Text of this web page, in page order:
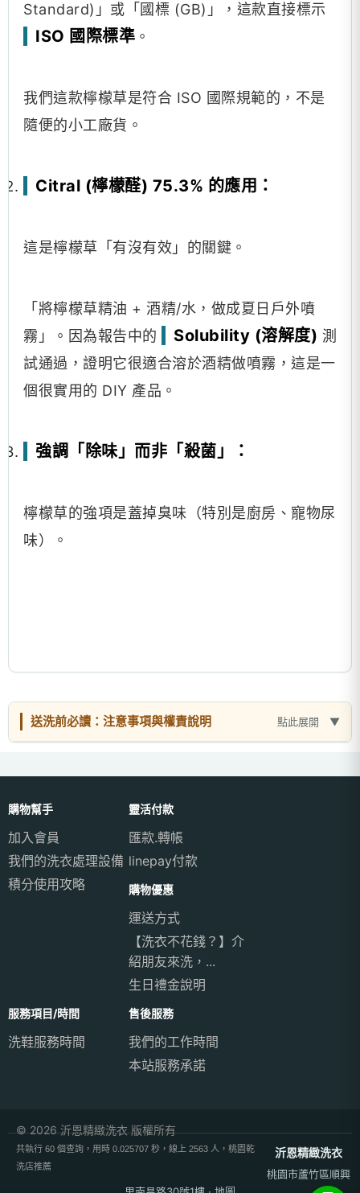
Standard)」或「國標 (GB)」，這款直接標示
ISO 國際標準 。
我們這款檸檬草是符合 ISO 國際規範的，不是
隨便的小工廠貨。
Citral (檸檬醛) 75.3% 的應用：
這是檸檬草「有沒有效」的關鍵。
「將檸檬草精油 + 酒精/水，做成夏日戶外噴
霧」。因為報告中的
Solubility (溶解度) 測
試通過，證明它很適合溶於酒精做噴霧，這是一
個很實用的 DIY 產品。
強調「除味」而非「殺菌」：
檸檬草的強項是蓋掉臭味（特別是廚房、寵物尿
味）。
送洗前必讀：注意事項與權責說明 點此展開
購物幫手
加入會員
我們的洗衣處理設備
積分使用攻略
靈活付款
匯款.轉帳
linepay付款
購物優惠
運送方式
【洗衣不花錢？】介
紹朋友來洗，...
生日禮金說明
服務項目/時間
洗鞋服務時間
售後服務
我們的工作時間
本站服務承諾
© 2026 沂恩精緻洗衣 版權所有
共執行 60 個查詢，用時 0.025707 秒，線上 2563 人，桃園乾
洗店推薦
沂恩精緻洗衣
桃園市蘆竹區順興